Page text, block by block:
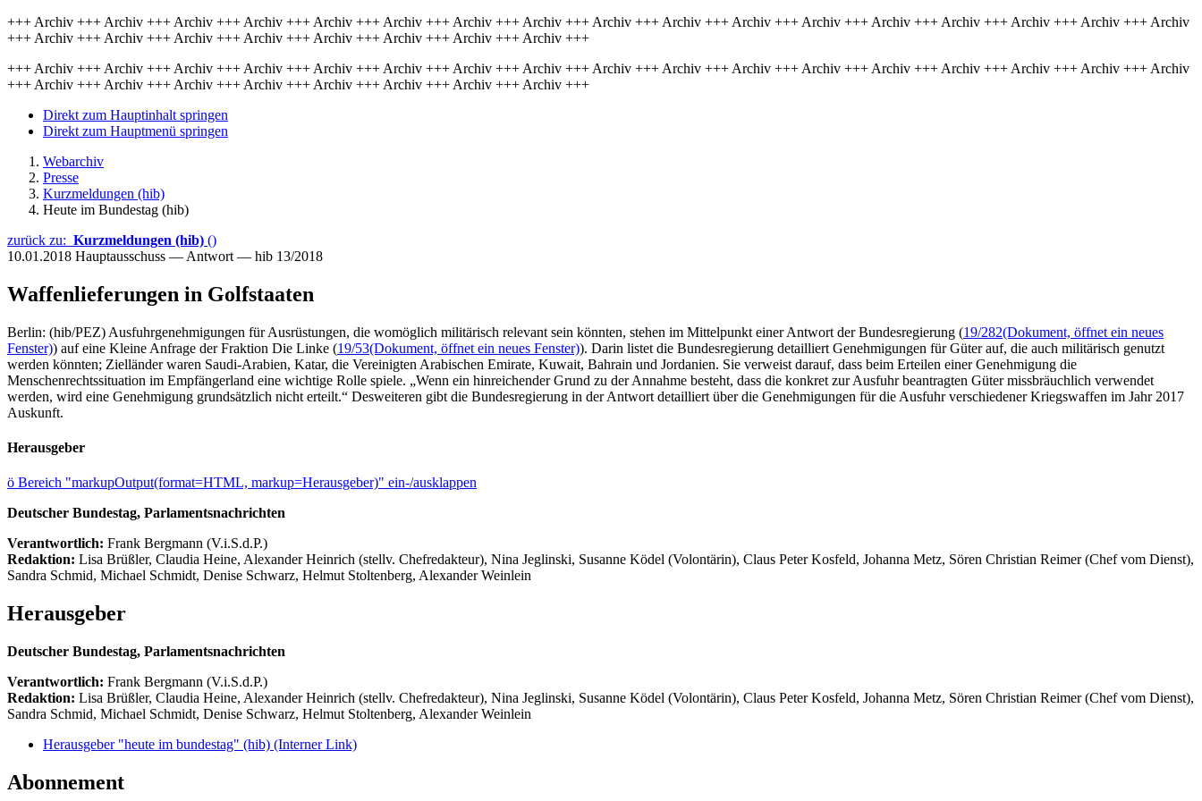
+++ Archiv +++ Archiv +++ Archiv +++ Archiv +++ Archiv +++ Archiv +++ Archiv +++ Archiv +++ Archiv +++ Archiv +++ Archiv +++ Archiv +++ Archiv +++ Archiv +++ Archiv +++ Archiv +++ Archiv
+++ Archiv +++ Archiv +++ Archiv +++ Archiv +++ Archiv +++ Archiv +++ Archiv +++ Archiv +++
+++ Archiv +++ Archiv +++ Archiv +++ Archiv +++ Archiv +++ Archiv +++ Archiv +++ Archiv +++ Archiv +++ Archiv +++ Archiv +++ Archiv +++ Archiv +++ Archiv +++ Archiv +++ Archiv +++ Archiv
+++ Archiv +++ Archiv +++ Archiv +++ Archiv +++ Archiv +++ Archiv +++ Archiv +++ Archiv +++
Direkt zum Hauptinhalt springen
Direkt zum Hauptmenü springen
Webarchiv
Presse
Kurzmeldungen (hib)
Heute im Bundestag (hib)
zurück zu: Kurzmeldungen (hib) ()
10.01.2018 Hauptausschuss — Antwort — hib 13/2018
Waffenlieferungen in Golfstaaten
Berlin: (hib/PEZ) Ausfuhrgenehmigungen für Ausrüstungen, die womöglich militärisch relevant sein könnten, stehen im Mittelpunkt einer Antwort der Bundesregierung (19/282(Dokument, öffnet ein neues
Fenster)) auf eine Kleine Anfrage der Fraktion Die Linke (19/53(Dokument, öffnet ein neues Fenster)). Darin listet die Bundesregierung detailliert Genehmigungen für Güter auf, die auch militärisch genutzt
werden könnten; Zielländer waren Saudi-Arabien, Katar, die Vereinigten Arabischen Emirate, Kuwait, Bahrain und Jordanien. Sie verweist darauf, dass beim Erteilen einer Genehmigung die
Menschenrechtssituation im Empfängerland eine wichtige Rolle spiele. „Wenn ein hinreichender Grund zu der Annahme besteht, dass die konkret zur Ausfuhr beantragten Güter missbräuchlich verwendet
werden, wird eine Genehmigung grundsätzlich nicht erteilt.“ Desweiteren gibt die Bundesregierung in der Antwort detailliert über die Genehmigungen für die Ausfuhr verschiedener Kriegswaffen im Jahr 2017
Auskunft.
Herausgeber
ö Bereich "markupOutput(format=HTML, markup=Herausgeber)" ein-/ausklappen
Deutscher Bundestag, Parlamentsnachrichten
Verantwortlich: Frank Bergmann (V.i.S.d.P.)
Redaktion: Lisa Brüßler, Claudia Heine, Alexander Heinrich (stellv. Chefredakteur), Nina Jeglinski, Susanne Ködel (Volontärin), Claus Peter Kosfeld, Johanna Metz, Sören Christian Reimer (Chef vom Dienst),
Sandra Schmid, Michael Schmidt, Denise Schwarz, Helmut Stoltenberg, Alexander Weinlein
Herausgeber
Deutscher Bundestag, Parlamentsnachrichten
Verantwortlich: Frank Bergmann (V.i.S.d.P.)
Redaktion: Lisa Brüßler, Claudia Heine, Alexander Heinrich (stellv. Chefredakteur), Nina Jeglinski, Susanne Ködel (Volontärin), Claus Peter Kosfeld, Johanna Metz, Sören Christian Reimer (Chef vom Dienst),
Sandra Schmid, Michael Schmidt, Denise Schwarz, Helmut Stoltenberg, Alexander Weinlein
Herausgeber "heute im bundestag" (hib) (Interner Link)
Abonnement